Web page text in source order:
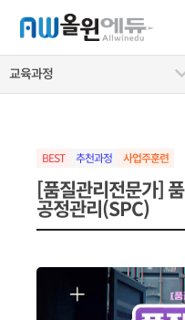
교육과정
BEST 추천과정
[품질관리전문가]
공정관리(SPC)